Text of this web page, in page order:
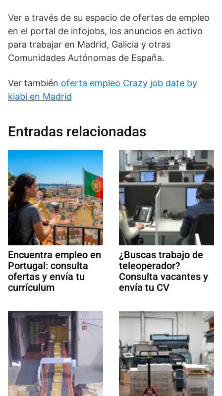
Ver a través de su espacio de ofertas de empleo
en el portal de infojobs, los anuncios en activo
para trabajar en Madrid, Galicia y otras
Comunidades Autónomas de España.
Ver también oferta empleo Crazy job date by
kiabi en Madrid
Entradas relacionadas
Encuentra empleo en
Portugal: consulta
ofertas y envía tu
currículum
¿Buscas trabajo de
teleoperador?
Consulta vacantes y
envía tu CV